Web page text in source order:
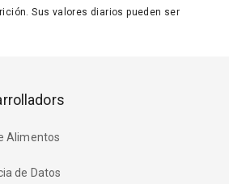
Sus valores diarios pueden ser
Alimentos
de Datos